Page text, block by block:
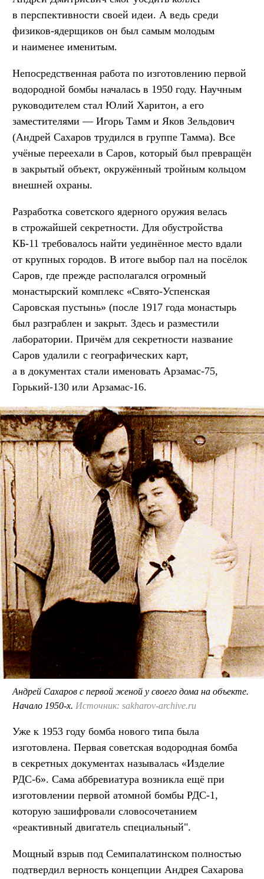
в перспективности своей идеи. А ведь среди
физиков-ядерщиков он был самым молодым
и наименее именитым.
Непосредственная работа по изготовлению первой
водородной бомбы началась в 1950 году. Научным
руководителем стал Юлий Харитон, а его
заместителями — Игорь Тамм и Яков Зельдович
(Андрей Сахаров трудился в группе Тамма). Все
учёные переехали в Саров, который был превращён
в закрытый объект, окружённый тройным кольцом
внешней охраны.
Разработка советского ядерного оружия велась
в строжайшей секретности. Для обустройства
КБ-11 требовалось найти уединённое место вдали
от крупных городов. В итоге выбор пал на посёлок
Саров, где прежде располагался огромный
монастырский комплекс «Свято-Успенская
Саровская пустынь» (после 1917 года монастырь
был разграблен и закрыт. Здесь и разместили
лаборатории. Причём для секретности название
Саров удалили с географических карт,
а в документах стали именовать Арзамас-75,
Горький-130 или Арзамас-16.
Андрей Сахаров с первой женой у своего дома на объекте.
Начало 1950-х. Источник: sakharov-archive.ru
Уже к 1953 году бомба нового типа была
изготовлена. Первая советская водородная бомба
в секретных документах называлась «Изделие
РДС-6». Сама аббревиатура возникла ещё при
изготовлении первой атомной бомбы РДС-1,
которую зашифровали словосочетанием
«реактивный двигатель специальный".
Мощный взрыв под Семипалатинском полностью
подтвердил верность концепции Андрея Сахарова